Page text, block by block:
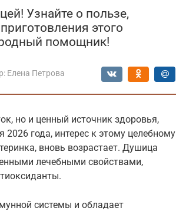
Узнайте о пользе,
этого
помощник!
Елена Петрова
но и ценный источник здоровья,
2026 года, интерес к этому целебному
вновь возрастает. Душица
лечебными свойствами,
системы и обладает